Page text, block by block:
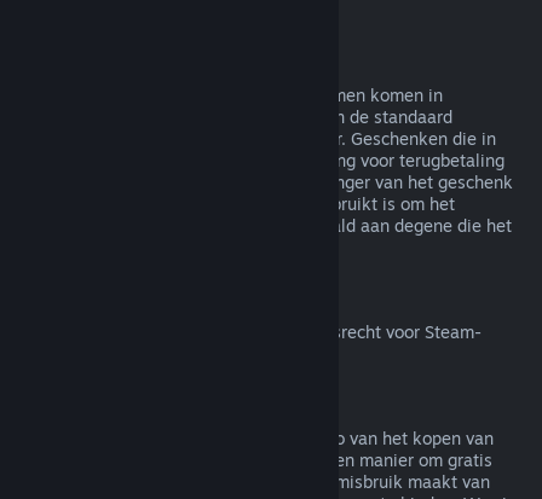
Geschenken die niet in gebruik zijn genomen komen in
aanmerking voor een terugbetaling binnen de standaard
terugbetalingsperiode van 14 dagen/2 uur. Geschenken die in
gebruik zijn genomen komen in aanmerking voor terugbetaling
onder dezelfde voorwaarden als de ontvanger van het geschenk
de terugbetaling aanvraagt. Saldo dat gebruikt is om het
geschenk te kopen zal worden terugbetaald aan degene die het
Voor meer uitleg over hoe het herroepingsrecht voor Steam-
Terugbetalingen zijn bedoeld om het risico van het kopen van
titels op Steam weg te nemen - niet als een manier om gratis
spellen te krijgen. Als het ons lijkt dat je misbruik maakt van